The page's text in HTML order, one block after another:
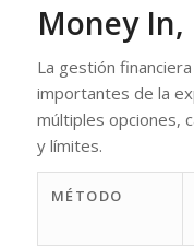
Money
La gestión
importantes de la
múltiples opciones,
y límites.
MÉTODO